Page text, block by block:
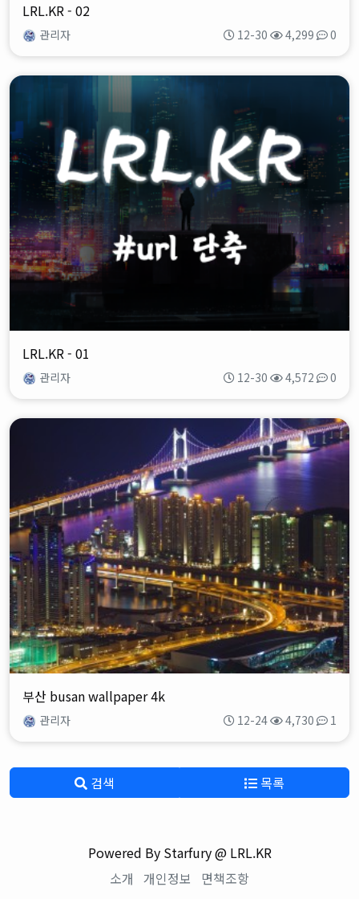
LRL.KR - 02
관리자 12-30 4,299 0
LRL.KR - 01
관리자 12-30 4,572 0
부산 busan wallpaper 4k
관리자 12-24 4,730 1
검색 목록
Powered By Starfury @ LRL.KR
소개 개인정보 면책조항